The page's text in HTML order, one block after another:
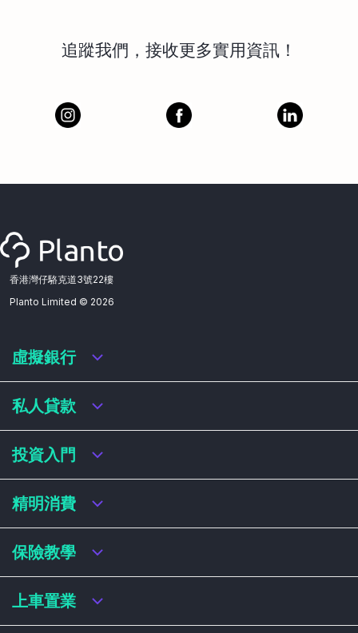
追蹤我們，接收更多實用資訊！
香港灣仔駱克道3號22樓
Planto Limited © 2026
虛擬銀行
虛擬銀行迎新優惠
虛擬銀行存款利率比較
虛擬銀行銀扣賬卡 / 信用卡
虛擬銀行貸款
私人貸款
私人貸款年利率比較
網上即批貸款
結餘轉戶
稅務貸款
財務公司貸款
投資入門
港股戶口收費及迎新優惠
基金平台比較
買加密貨幣教學
精明消費
網購信用卡
飛行里數信用卡
學生信用卡
保險教學
買保險基本概念
上車置業